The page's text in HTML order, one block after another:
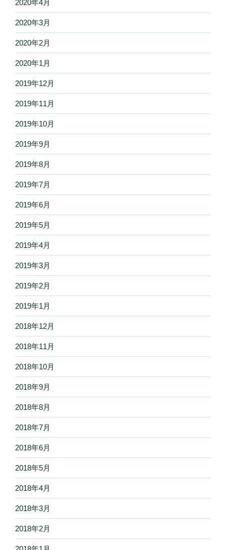
2020年4月
2020年3月
2020年2月
2020年1月
2019年12月
2019年11月
2019年10月
2019年9月
2019年8月
2019年7月
2019年6月
2019年5月
2019年4月
2019年3月
2019年2月
2019年1月
2018年12月
2018年11月
2018年10月
2018年9月
2018年8月
2018年7月
2018年6月
2018年5月
2018年4月
2018年3月
2018年2月